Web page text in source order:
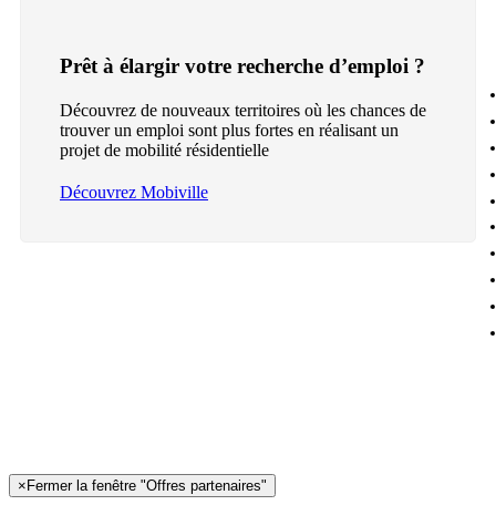
Prêt à élargir votre recherche d’emploi ?
Découvrez de nouveaux territoires où les chances de
trouver un emploi sont plus fortes en réalisant un
projet de mobilité résidentielle
Découvrez Mobiville
× Fermer la fenêtre "Offres partenaires"